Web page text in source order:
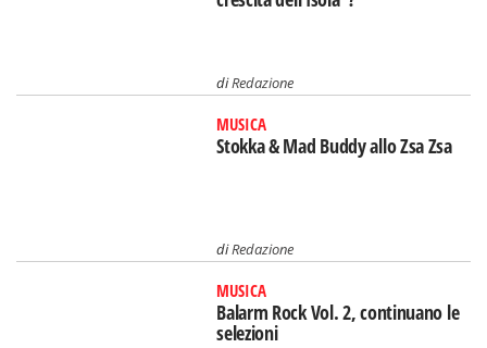
diRedazione
MUSICA
Stokka & Mad Buddy allo Zsa Zsa
diRedazione
MUSICA
Balarm Rock Vol. 2, continuano le
selezioni